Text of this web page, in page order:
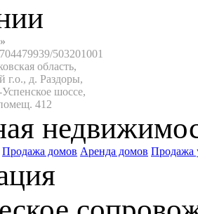
503201001
область,
г.о., д. Раздоры,
шоссе,
412
Продажа домов Аренда домов Продажа